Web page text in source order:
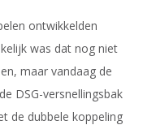
ontwikkelden
was dat nog niet
maar vandaag de
DSG-versnellingsbak
de dubbele koppeling